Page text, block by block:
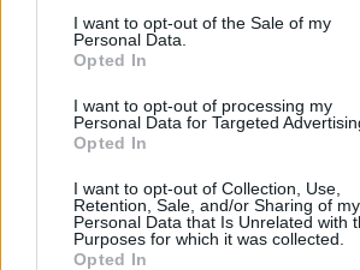
I want to opt-out of the Sale of my
Personal Data.
Opted In
I want to opt-out of processing my
Personal Data for Targeted
Opted In
I want to opt-out of Collection, Use,
Retention, Sale, and/or Sharing of my
Personal Data that Is Unrelated with
Purposes for which it was collected.
Opted In
06.08.2026 -
Bosch Powertrain s.r.o. •
náborový bonus 100.000 Kč • ubytování
... další nabídky zaměstnání
Vybrané